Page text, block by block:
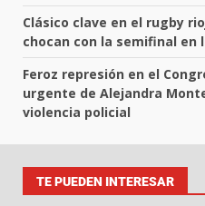
Clásico clave en el rugby
chocan con la semifinal en
Feroz represión en el
urgente de Alejandra
violencia policial
TE PUEDEN INTERESAR